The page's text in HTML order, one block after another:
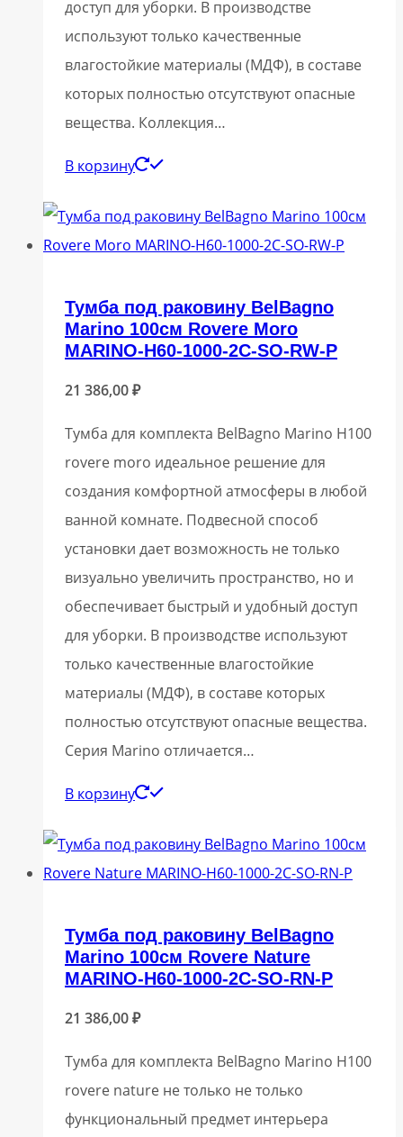
доступ для уборки. В производстве
используют только качественные
влагостойкие материалы (МДФ), в составе
которых полностью отсутствуют опасные
вещества. Коллекция…
В корзину
Тумба под раковину BelBagno
Marino 100см Rovere Moro
MARINO-H60-1000-2C-SO-RW-P
21 386,00₽
Тумба для комплекта BelBagno Marino H100
rovere moro идеальное решение для
создания комфортной атмосферы в любой
ванной комнате. Подвесной способ
установки дает возможность не только
визуально увеличить пространство, но и
обеспечивает быстрый и удобный доступ
для уборки. В производстве используют
только качественные влагостойкие
материалы (МДФ), в составе которых
полностью отсутствуют опасные вещества.
Серия Marino отличается…
В корзину
Тумба под раковину BelBagno
Marino 100см Rovere Nature
MARINO-H60-1000-2C-SO-RN-P
21 386,00₽
Тумба для комплекта BelBagno Marino H100
rovere nature не только не только
функциональный предмет интерьера